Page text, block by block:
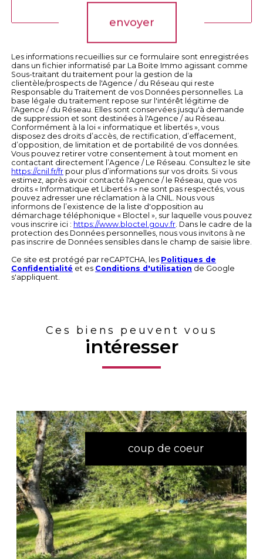
envoyer
Les informations recueillies sur ce formulaire sont enregistrées
dans un fichier informatisé par La Boite Immo agissant comme
Sous-traitant du traitement pour la gestion de la
clientèle/prospects de l'Agence / du Réseau qui reste
Responsable du Traitement de vos Données personnelles. La
base légale du traitement repose sur l'intérêt légitime de
l'Agence / du Réseau. Elles sont conservées jusqu'à demande
de suppression et sont destinées à l'Agence / au Réseau.
Conformément à la loi « informatique et libertés », vous
disposez des droits d’accès, de rectification, d’effacement,
d’opposition, de limitation et de portabilité de vos données.
Vous pouvez retirer votre consentement à tout moment en
contactant directement l’Agence / Le Réseau. Consultez le site
https://cnil.fr/fr pour plus d’informations sur vos droits. Si vous
estimez, après avoir contacté l'Agence / le Réseau, que vos
droits « Informatique et Libertés » ne sont pas respectés, vous
pouvez adresser une réclamation à la CNIL. Nous vous
informons de l’existence de la liste d'opposition au
démarchage téléphonique « Bloctel », sur laquelle vous pouvez
vous inscrire ici : https://www.bloctel.gouv.fr . Dans le cadre de la
protection des Données personnelles, nous vous invitons à ne
pas inscrire de Données sensibles dans le champ de saisie libre.
Ce site est protégé par reCAPTCHA, les Politiques de
Confidentialité et es Conditions d'utilisation de Google
s'appliquent.
Ces biens peuvent vous
intéresser
coup de coeur
voir le bien